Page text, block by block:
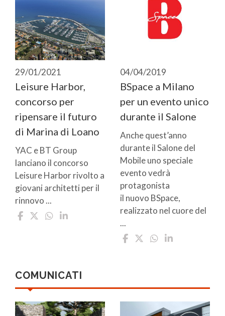
29/01/2021
Leisure Harbor,
concorso per
ripensare il futuro
di Marina di Loano
YAC e BT Group
lanciano il concorso
Leisure Harbor rivolto a
giovani architetti per il
rinnovo ...
04/04/2019
BSpace a Milano
per un evento unico
durante il Salone
Anche quest’anno
durante il Salone del
Mobile uno speciale
evento vedrà
protagonista
il nuovo BSpace,
realizzato nel cuore del
...
COMUNICATI